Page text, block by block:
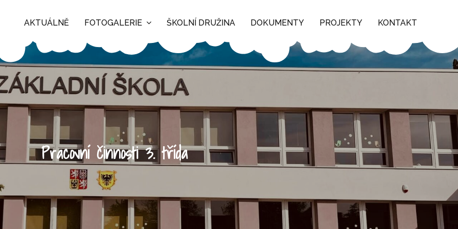
AKTUÁLNĚ FOTOGALERIE ŠKOLNÍ DRUŽINA DOKUMENTY PROJEKTY KONTAKT
Pracovní činnosti 3. třída